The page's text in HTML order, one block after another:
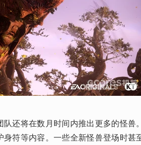
还将在数月时间内推出更多的怪兽
符等内容。一些全新怪兽登场时甚